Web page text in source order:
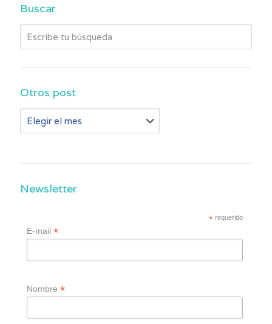
Buscar
Otros post
post
Newsletter
* requerido
E-mail*
Nombre*